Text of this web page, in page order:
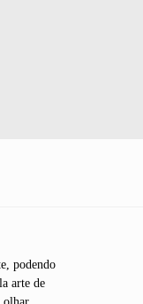
podendo
arte de